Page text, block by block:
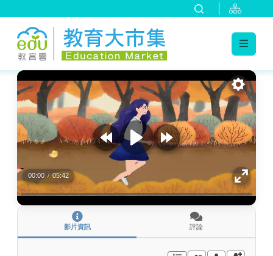
:::
00:00 / 05:42
影片資訊 評論